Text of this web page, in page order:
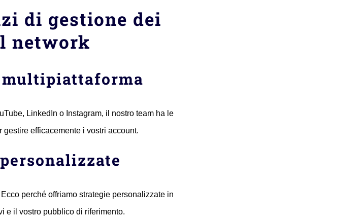
di gestione dei
network
multipiattaforma
LinkedIn o Instagram, il nostro team ha le
efficacemente i vostri account.
perché offriamo strategie personalizzate in
e il vostro pubblico di riferimento.